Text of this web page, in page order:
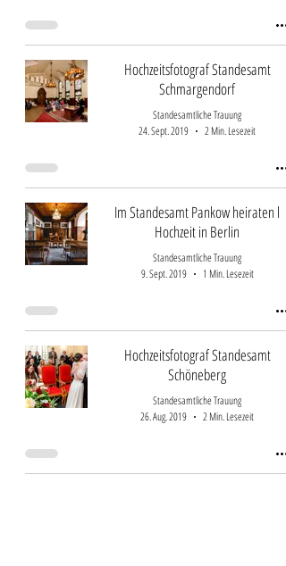
Hochzeitsfotograf Standesamt
Schmargendorf
Standesamtliche Trauung
24. Sept. 2019
2 Min. Lesezeit
Im Standesamt Pankow heiraten l
Hochzeit in Berlin
Standesamtliche Trauung
9. Sept. 2019
1 Min. Lesezeit
Hochzeitsfotograf Standesamt
Schöneberg
Standesamtliche Trauung
26. Aug. 2019
2 Min. Lesezeit